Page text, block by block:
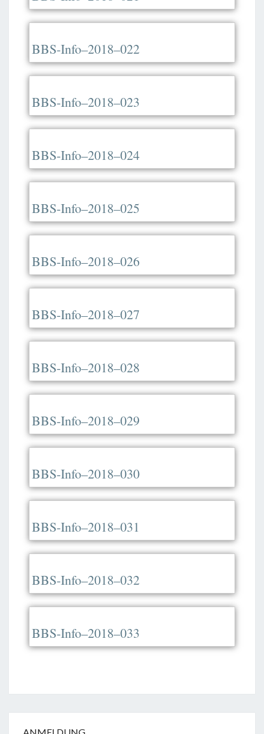
BBS-Info–2018–022
BBS-Info–2018–023
BBS-Info–2018–024
BBS-Info–2018–025
BBS-Info–2018–026
BBS-Info–2018–027
BBS-Info–2018–028
BBS-Info–2018–029
BBS-Info–2018–030
BBS-Info–2018–031
BBS-Info–2018–032
BBS-Info–2018–033